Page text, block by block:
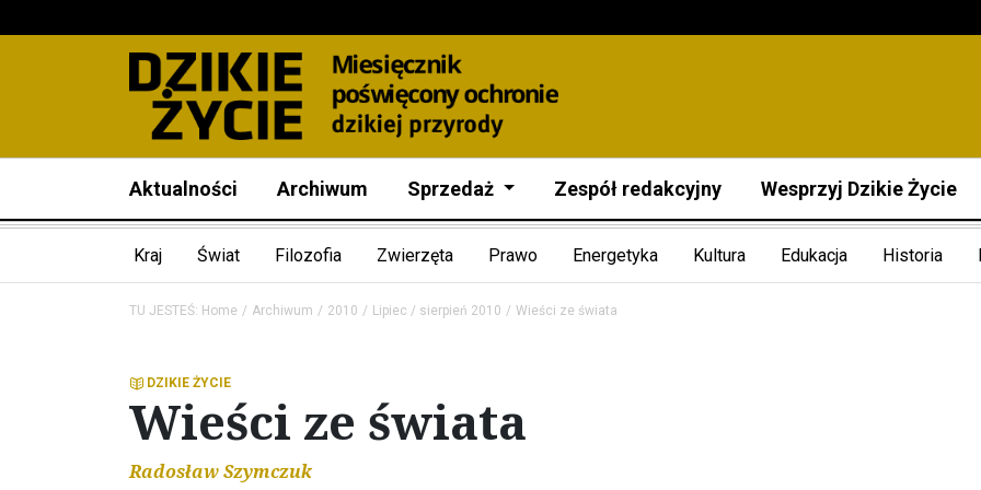
Aktualności Archiwum Sprzedaż Zespół redakcyjny Wesprzyj Dzikie Życie
Kraj Świat Filozofia Zwierzęta Prawo Energetyka Kultura Edukacja Historia
TU JESTEŚ: Home Archiwum 2010 Lipiec / sierpień 2010 Wieści ze świata
DZIKIE ŻYCIE
Wieści ze świata
Radosław Szymczuk